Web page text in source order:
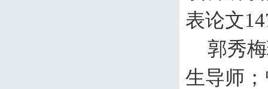
表论文
郭秀
生导师